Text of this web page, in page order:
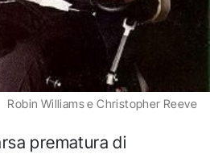
Robin Williams e Christopher Reeve
prematura di